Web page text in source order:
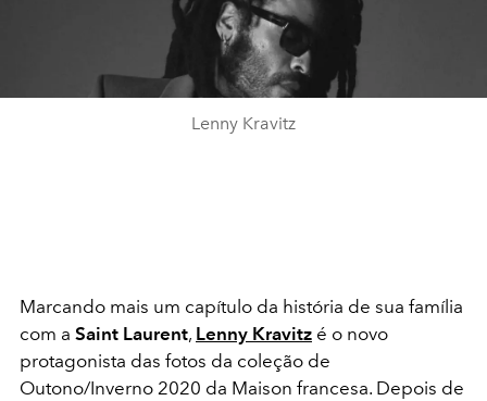
Lenny Kravitz
Marcando mais um capítulo da história de sua família
com a Saint Laurent, Lenny Kravitz é o novo
protagonista das fotos da coleção de
Outono/Inverno 2020 da Maison francesa. Depois de